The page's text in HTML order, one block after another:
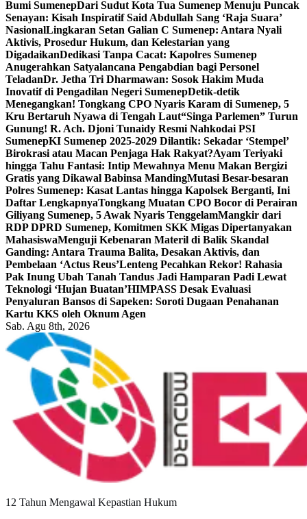
Bumi SumenepDari Sudut Kota Tua Sumenep Menuju Puncak
Senayan: Kisah Inspiratif Said Abdullah Sang ‘Raja Suara’
NasionalLingkaran Setan Galian C Sumenep: Antara Nyali
Aktivis, Prosedur Hukum, dan Kelestarian yang
DigadaikanDedikasi Tanpa Cacat: Kapolres Sumenep
Anugerahkan Satyalancana Pengabdian bagi Personel
TeladanDr. Jetha Tri Dharmawan: Sosok Hakim Muda
Inovatif di Pengadilan Negeri SumenepDetik-detik
Menegangkan! Tongkang CPO Nyaris Karam di Sumenep, 5
Kru Bertaruh Nyawa di Tengah Laut“Singa Parlemen” Turun
Gunung! R. Ach. Djoni Tunaidy Resmi Nahkodai PSI
SumenepKI Sumenep 2025-2029 Dilantik: Sekadar ‘Stempel’
Birokrasi atau Macan Penjaga Hak Rakyat?Ayam Teriyaki
hingga Tahu Fantasi: Intip Mewahnya Menu Makan Bergizi
Gratis yang Dikawal Babinsa MandingMutasi Besar-besaran
Polres Sumenep: Kasat Lantas hingga Kapolsek Berganti, Ini
Daftar LengkapnyaTongkang Muatan CPO Bocor di Perairan
Giliyang Sumenep, 5 Awak Nyaris TenggelamMangkir dari
RDP DPRD Sumenep, Komitmen SKK Migas Dipertanyakan
MahasiswaMenguji Kebenaran Materil di Balik Skandal
Ganding: Antara Trauma Balita, Desakan Aktivis, dan
Pembelaan ‘Actus Reus’Lenteng Pecahkan Rekor! Rahasia
Pak Inung Ubah Tanah Tandus Jadi Hamparan Padi Lewat
Teknologi ‘Hujan Buatan’HIMPASS Desak Evaluasi
Penyaluran Bansos di Sapeken: Soroti Dugaan Penahanan
Kartu KKS oleh Oknum Agen
Sab. Agu 8th, 2026
12 Tahun Mengawal Kepastian Hukum